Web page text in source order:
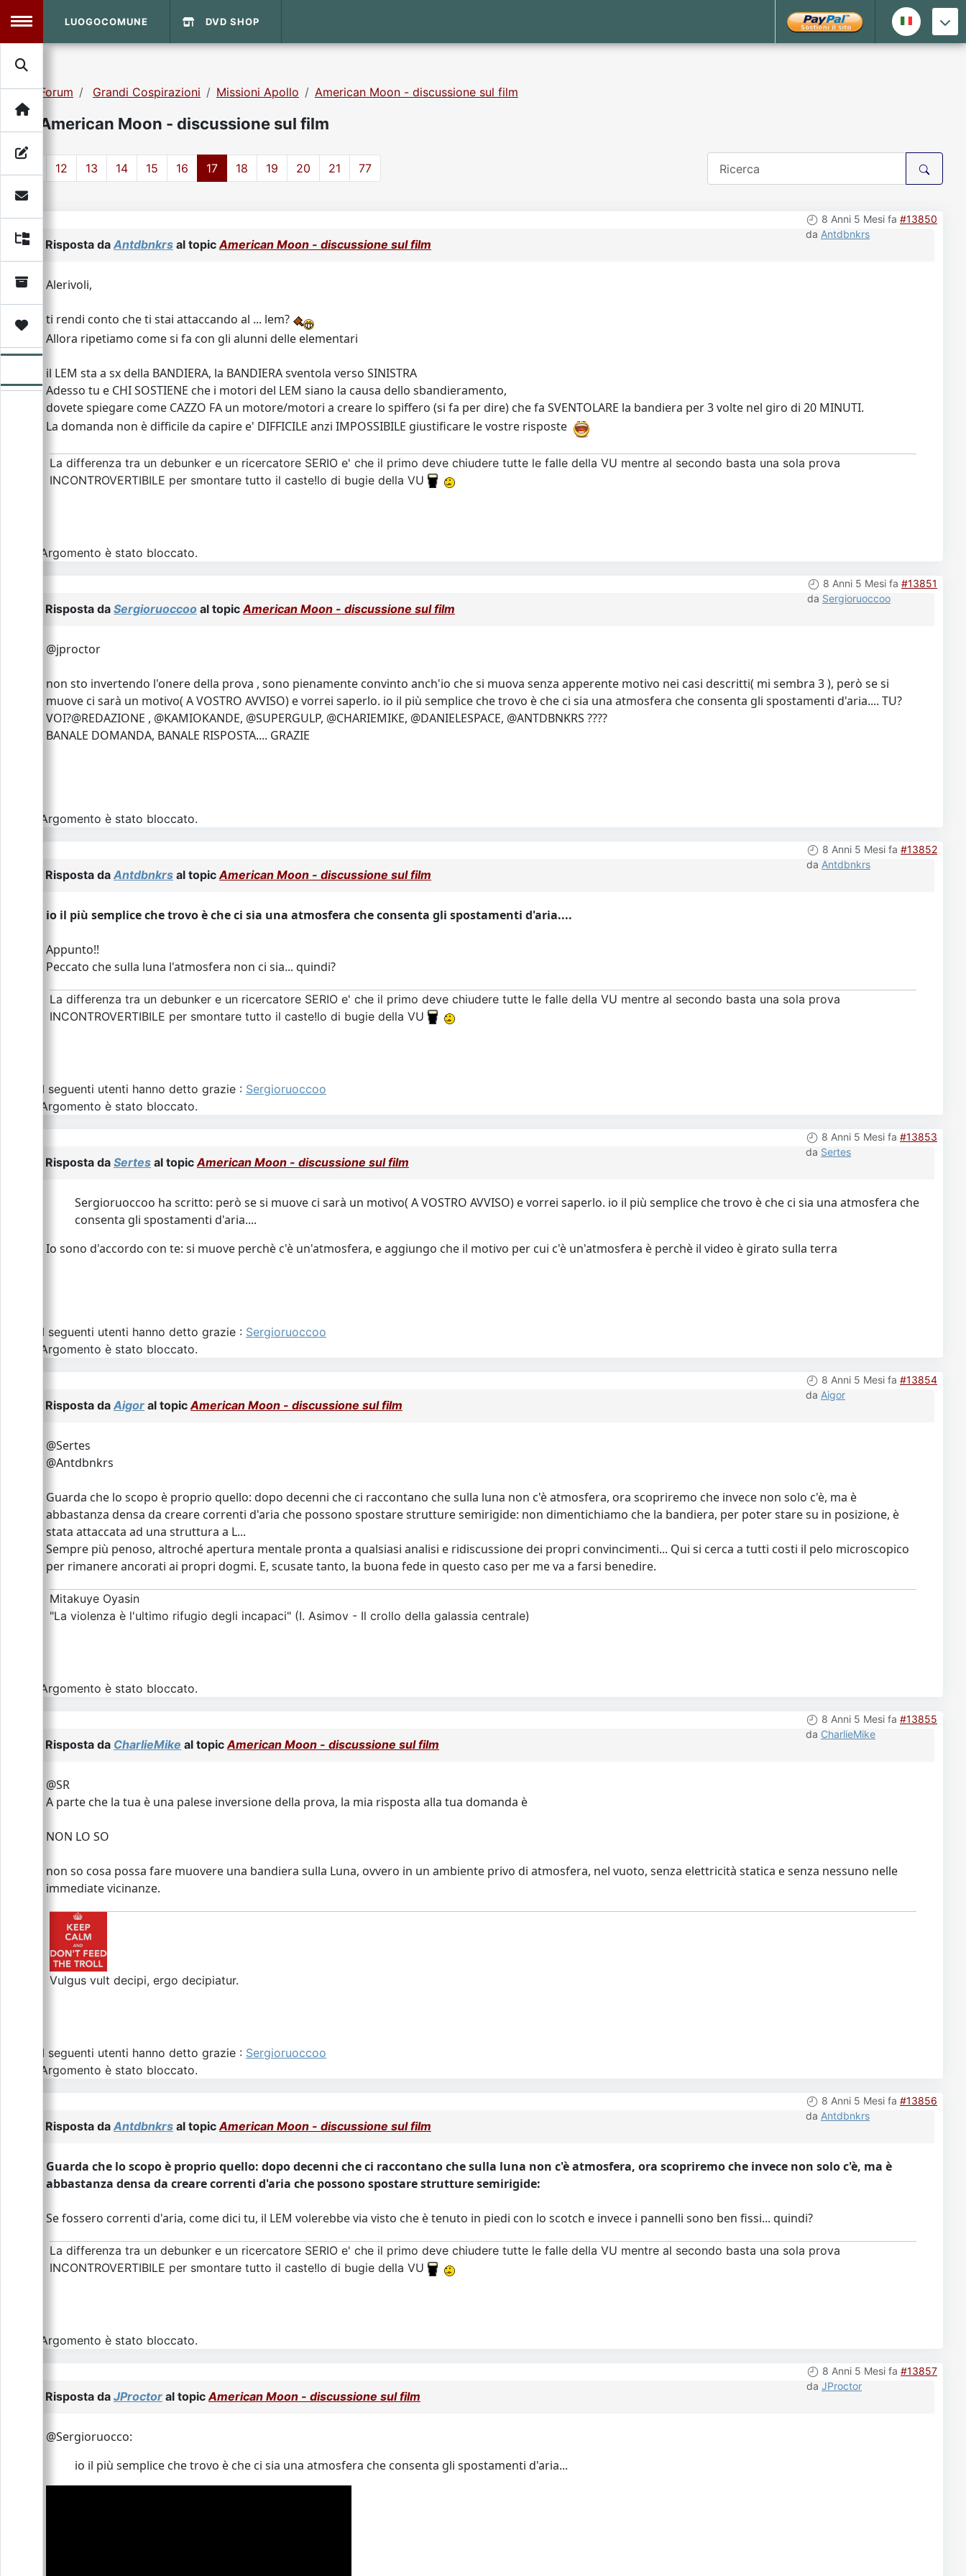
MENU
Search
DVD Shop
Info Sito
Login
Vecchio Sito
Archivio
Video
Forum
Donazione
LUOGOCOMUNE DVD SHOP
Forum Grandi Cospirazioni Missioni Apollo American Moon - discussione sul film
American Moon - discussione sul film
12 13 14 15 16 17 18 19 20 21 77
8 Anni 5 Mesi fa #13850
da Antdbnkrs
Risposta da Antdbnkrs al topicAmerican Moon - discussione sul film
Alerivoli,
ti rendi conto che ti stai attaccando al ... lem?
Allora ripetiamo come si fa con gli alunni delle elementari
il LEM sta a sx della BANDIERA, la BANDIERA sventola verso SINISTRA
Adesso tu e CHI SOSTIENE che i motori del LEM siano la causa dello sbandieramento,
dovete spiegare come CAZZO FA un motore/motori a creare lo spiffero (si fa per dire) che fa SVENTOLARE la bandiera per 3 volte nel giro di 20 MINUTI.
La domanda non è difficile da capire e' DIFFICILE anzi IMPOSSIBILE giustificare le vostre risposte
La differenza tra un debunker e un ricercatore SERIO e' che il primo deve chiudere tutte le falle della VU mentre al secondo basta una sola prova
INCONTROVERTIBILE per smontare tutto il caste!lo di bugie della VU
L\'Argomento è stato bloccato.
8 Anni 5 Mesi fa #13851
da Sergioruoccoo
Risposta da Sergioruoccoo al topic American Moon - discussione sul film
@jproctor
non sto invertendo l'onere della prova , sono pienamente convinto anch'io che si muova senza apperente motivo nei casi descritti( mi sembra 3 ), però se si
muove ci sarà un motivo( A VOSTRO AVVISO) e vorrei saperlo. io il più semplice che trovo è che ci sia una atmosfera che consenta gli spostamenti d'aria.... TU?
VOI?@REDAZIONE , @KAMIOKANDE, @SUPERGULP, @CHARIEMIKE, @DANIELESPACE, @ANTDBNKRS ????
BANALE DOMANDA, BANALE RISPOSTA.... GRAZIE
L\'Argomento è stato bloccato.
8 Anni 5 Mesi fa #13852
da Antdbnkrs
Risposta da Antdbnkrs al topic American Moon - discussione sul film
io il più semplice che trovo è che ci sia una atmosfera che consenta gli spostamenti d'aria....
Appunto!!
Peccato che sulla luna l'atmosfera non ci sia... quindi?
La differenza tra un debunker e un ricercatore SERIO e' che il primo deve chiudere tutte le falle della VU mentre al secondo basta una sola prova
INCONTROVERTIBILE per smontare tutto il caste!lo di bugie della VU
I seguenti utenti hanno detto grazie : Sergioruoccoo
L\'Argomento è stato bloccato.
8 Anni 5 Mesi fa #13853
da Sertes
Risposta da Sertes al topic American Moon - discussione sul film
Sergioruoccoo ha scritto: però se si muove ci sarà un motivo( A VOSTRO AVVISO) e vorrei saperlo. io il più semplice che trovo è che ci sia una atmosfera che
consenta gli spostamenti d'aria....
Io sono d'accordo con te: si muove perchè c'è un'atmosfera, e aggiungo che il motivo per cui c'è un'atmosfera è perchè il video è girato sulla terra
I seguenti utenti hanno detto grazie : Sergioruoccoo
L\'Argomento è stato bloccato.
8 Anni 5 Mesi fa #13854
da Aigor
Risposta da Aigor al topic American Moon - discussione sul film
@Sertes
@Antdbnkrs
Guarda che lo scopo è proprio quello: dopo decenni che ci raccontano che sulla luna non c'è atmosfera, ora scopriremo che invece non solo c'è, ma è
abbastanza densa da creare correnti d'aria che possono spostare strutture semirigide: non dimentichiamo che la bandiera, per poter stare su in posizione, è
stata attaccata ad una struttura a L...
Sempre più penoso, altroché apertura mentale pronta a qualsiasi analisi e ridiscussione dei propri convincimenti... Qui si cerca a tutti costi il pelo microscopico
per rimanere ancorati ai propri dogmi. E, scusate tanto, la buona fede in questo caso per me va a farsi benedire.
Mitakuye Oyasin
"La violenza è l'ultimo rifugio degli incapaci" (I. Asimov - Il crollo della galassia centrale)
L\'Argomento è stato bloccato.
8 Anni 5 Mesi fa #13855
da CharlieMike
Risposta da CharlieMike al topic American Moon - discussione sul film
@SR
A parte che la tua è una palese inversione della prova, la mia risposta alla tua domanda è
NON LO SO
non so cosa possa fare muovere una bandiera sulla Luna, ovvero in un ambiente privo di atmosfera, nel vuoto, senza elettricità statica e senza nessuno nelle
immediate vicinanze.
Vulgus vult decipi, ergo decipiatur.
I seguenti utenti hanno detto grazie : Sergioruoccoo
L\'Argomento è stato bloccato.
8 Anni 5 Mesi fa #13856
da Antdbnkrs
Risposta da Antdbnkrs al topicAmerican Moon - discussione sul film
Guarda che lo scopo è proprio quello: dopo decenni che ci raccontano che sulla luna non c'è atmosfera, ora scopriremo che invece non solo c'è, ma è
abbastanza densa da creare correnti d'aria che possono spostare strutture semirigide:
Se fossero correnti d'aria, come dici tu, il LEM volerebbe via visto che è tenuto in piedi con lo scotch e invece i pannelli sono ben fissi... quindi?
La differenza tra un debunker e un ricercatore SERIO e' che il primo deve chiudere tutte le falle della VU mentre al secondo basta una sola prova
INCONTROVERTIBILE per smontare tutto il caste!lo di bugie della VU
L\'Argomento è stato bloccato.
8 Anni 5 Mesi fa #13857
da JProctor
Risposta da JProctor al topicAmerican Moon - discussione sul film
@Sergioruocco:
io il più semplice che trovo è che ci sia una atmosfera che consenta gli spostamenti d'aria...